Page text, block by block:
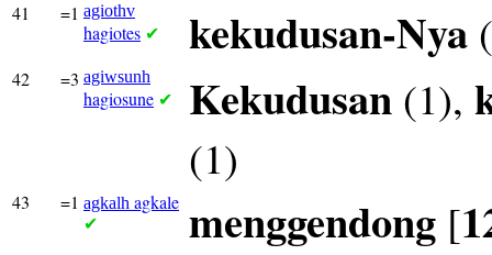
41 =1 agiothv
hagiotes ✔ kekudusan-Nya
42 =3 agiwsunh
hagiosune ✔ Kekudusan (1),
(1)
43 =1 agkalh agkale
✔ menggendong [